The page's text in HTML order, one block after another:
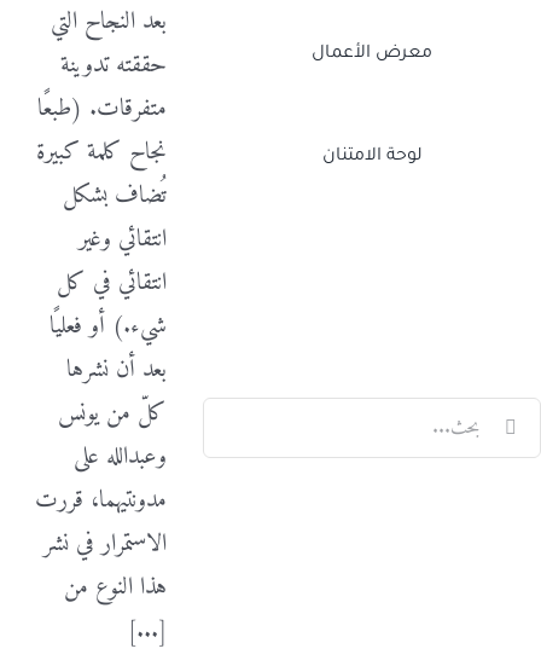
معرض الأعمال
لوحة الامتنان
البحث
عن:
بعد النجاح التي
حققته تدوينة
متفرقات. (طبعًا
نجاح كلمة كبيرة
تُضاف بشكل
انتقائي وغير
انتقائي في كل
شيء.) أو فعليًا
بعد أن نشرها
كلّ من يونس
وعبدالله على
مدونتيهما، قررت
الاستمرار في نشر
هذا النوع من
[...]